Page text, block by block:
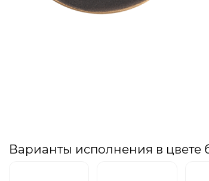
Варианты исполнения в цвете